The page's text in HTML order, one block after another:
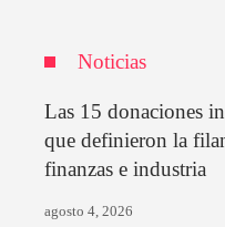
Noticias
Las 15 donaciones
que definieron la
finanzas e industria
agosto 4, 2026